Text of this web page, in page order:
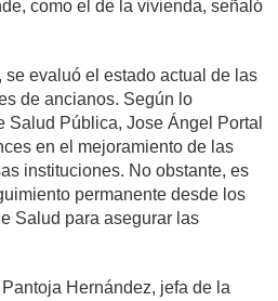
como el de la vivienda, señaló
se evaluó el estado actual de las
de ancianos. Según lo
Salud Pública, Jose Ángel Portal
en el mejoramiento de las
instituciones. No obstante, es
permanente desde los
Salud para asegurar las
Hernández, jefa de la